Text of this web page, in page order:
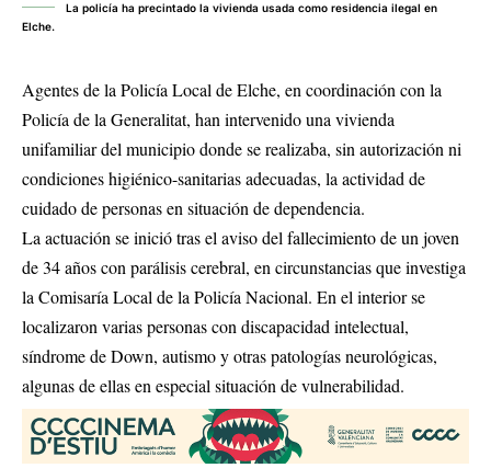
La policía ha precintado la vivienda usada como residencia ilegal en
Elche.
Agentes de la Policía Local de Elche, en coordinación con la
Policía de la Generalitat, han intervenido una vivienda
unifamiliar del municipio donde se realizaba, sin autorización ni
condiciones higiénico-sanitarias adecuadas, la actividad de
cuidado de personas en situación de dependencia.
La actuación se inició tras el aviso del fallecimiento de un joven
de 34 años con parálisis cerebral, en circunstancias que investiga
la Comisaría Local de la Policía Nacional. En el interior se
localizaron varias personas con discapacidad intelectual,
síndrome de Down, autismo y otras patologías neurológicas,
algunas de ellas en especial situación de vulnerabilidad.